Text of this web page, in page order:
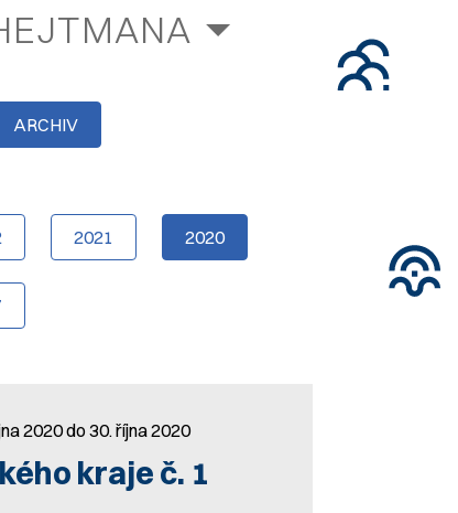
ARCHIV
2021 2020
2020 do 30. října 2020
kraje č. 1